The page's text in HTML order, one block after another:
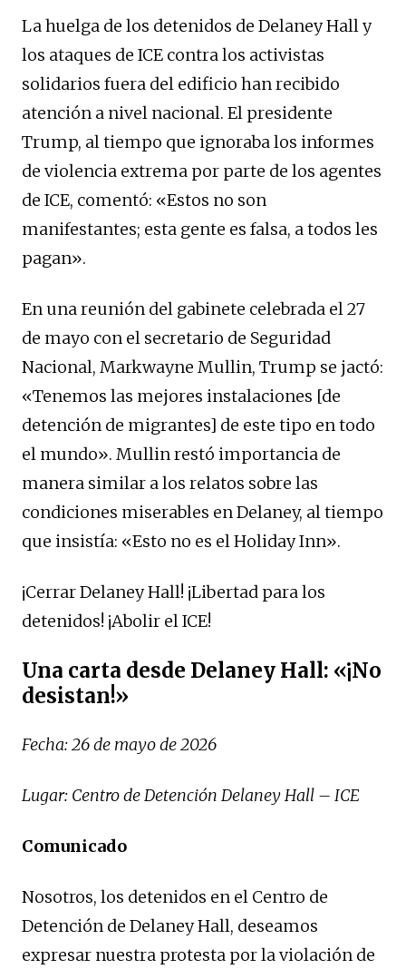
La huelga de los detenidos de Delaney Hall y
los ataques de ICE contra los activistas
solidarios fuera del edificio han recibido
atención a nivel nacional. El presidente
Trump, al tiempo que ignoraba los informes
de violencia extrema por parte de los agentes
de ICE, comentó: «Estos no son
manifestantes; esta gente es falsa, a todos les
pagan».
En una reunión del gabinete celebrada el 27
de mayo con el secretario de Seguridad
Nacional, Markwayne Mullin, Trump se jactó:
«Tenemos las mejores instalaciones [de
detención de migrantes] de este tipo en todo
el mundo». Mullin restó importancia de
manera similar a los relatos sobre las
condiciones miserables en Delaney, al tiempo
que insistía: «Esto no es el Holiday Inn».
¡Cerrar Delaney Hall! ¡Libertad para los
detenidos! ¡Abolir el ICE!
Una carta desde Delaney Hall: «¡No
desistan!»
Fecha: 26 de mayo de 2026
Lugar: Centro de Detención Delaney Hall – ICE
Comunicado
Nosotros, los detenidos en el Centro de
Detención de Delaney Hall, deseamos
expresar nuestra protesta por la violación de